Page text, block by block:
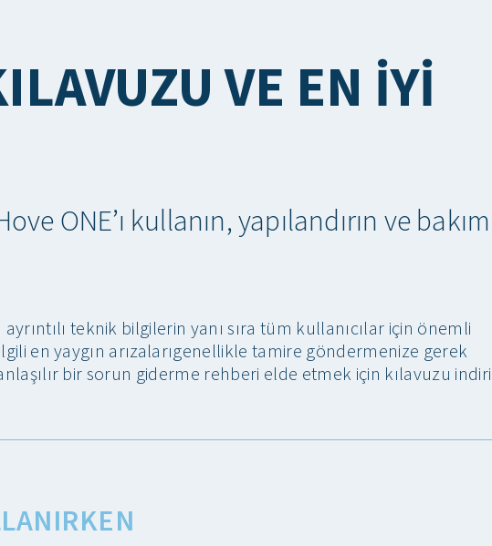
VE EN IYI
ONE’ı kullanın, yapılandırın ve
teknik bilgilerin yanı sıra tüm kullanıcılar için önemli
en yaygın arızalarıgenellikle tamire göndermenize gerek
bir sorun giderme rehberi elde etmek için kılavuzu